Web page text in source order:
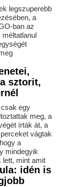
legszuperebb
a
ban az
sztorit,
egy
meg, a
írták át, a
vágtak
a
mindegyik
lett, mint amit
idén is